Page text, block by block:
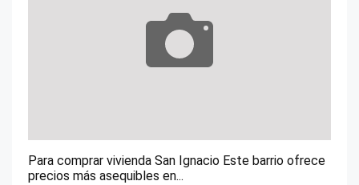
Para comprar vivienda San Ignacio Este barrio ofrece
precios más asequibles en...